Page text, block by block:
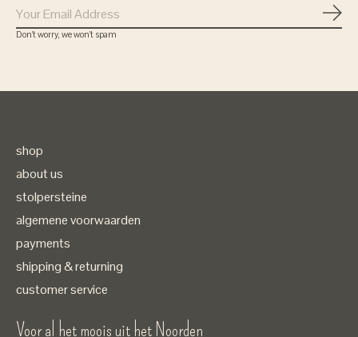
Don’t worry, we won’t spam
shop
about us
stolpersteine
algemene voorwaarden
payments
shipping & returning
customer service
Voor al het moois uit het Noorden
( in Nederland)